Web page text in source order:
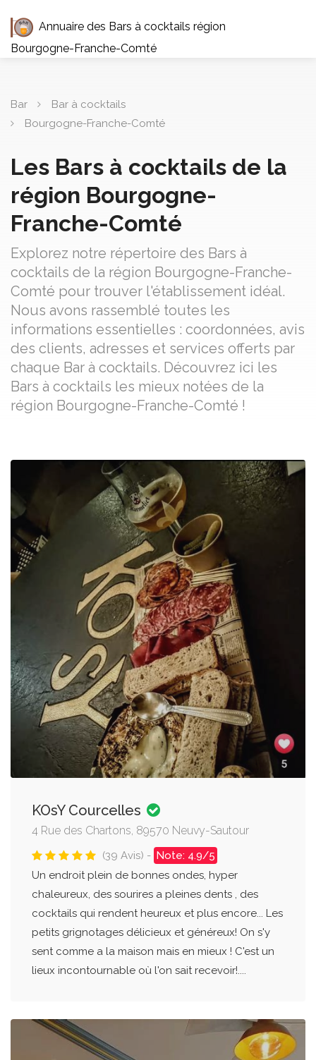
Annuaire des Bars à cocktails région
Bourgogne-Franche-Comté
Bar
Bar à cocktails
Bourgogne-Franche-Comté
Les Bars à cocktails de la
région Bourgogne-
Franche-Comté
Explorez notre répertoire des Bars à
cocktails de la région Bourgogne-Franche-
Comté pour trouver l'établissement idéal.
Nous avons rassemblé toutes les
informations essentielles : coordonnées, avis
des clients, adresses et services offerts par
chaque Bar à cocktails. Découvrez ici les
Bars à cocktails les mieux notées de la
région Bourgogne-Franche-Comté !
KOsY Courcelles
4 Rue des Chartons, 89570 Neuvy-Sautour
(39 Avis) - Note: 4.9/5
Un endroit plein de bonnes ondes, hyper
chaleureux, des sourires a pleines dents , des
cocktails qui rendent heureux et plus encore... Les
petits grignotages délicieux et généreux! On s'y
sent comme a la maison mais en mieux ! C'est un
lieux incontournable où l'on sait recevoir!....